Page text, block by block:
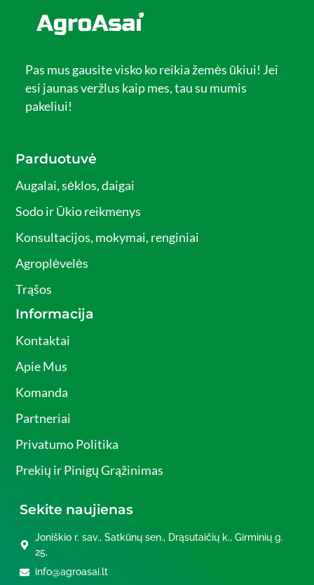
Pas mus gausite visko ko reikia žemės ūkiui! Jei
esi jaunas veržlus kaip mes, tau su mumis
pakeliui!
Parduotuvė
Augalai, sėklos, daigai
Sodo ir Ūkio reikmenys
Konsultacijos, mokymai, renginiai
Agroplėvelės
Trąšos
Informacija
Kontaktai
Apie Mus
Komanda
Partneriai
Privatumo Politika
Prekių ir Pinigų Grąžinimas
Sekite naujienas
Joniškio r. sav., Satkūnų sen., Drąsutaičių k., Girminių g.
25,
info@agroasai.lt